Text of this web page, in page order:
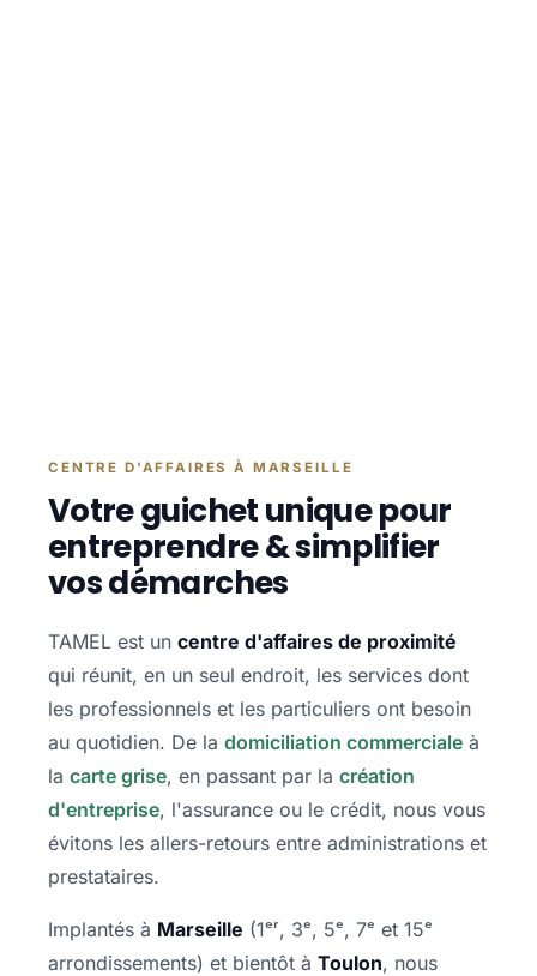
CENTRE D'AFFAIRES À MARSEILLE
Votre guichet unique pour
entreprendre & simplifier
vos démarches
TAMEL est un centre d'affaires de proximité
qui réunit, en un seul endroit, les services dont
les professionnels et les particuliers ont besoin
au quotidien. De la domiciliation commerciale à
la carte grise, en passant par la création
d'entreprise, l'assurance ou le crédit, nous vous
évitons les allers-retours entre administrations et
prestataires.
Implantés à Marseille (1ᵉʳ, 3ᵉ, 5ᵉ, 7ᵉ et 15ᵉ
arrondissements) et bientôt à Toulon, nous